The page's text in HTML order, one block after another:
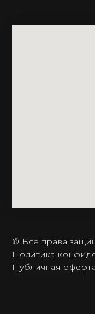
© Все права
Политика
Публичная оферта